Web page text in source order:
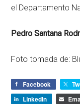
el Departamento
Pedro Santana
Foto tomada de:
Facebook
LinkedIn